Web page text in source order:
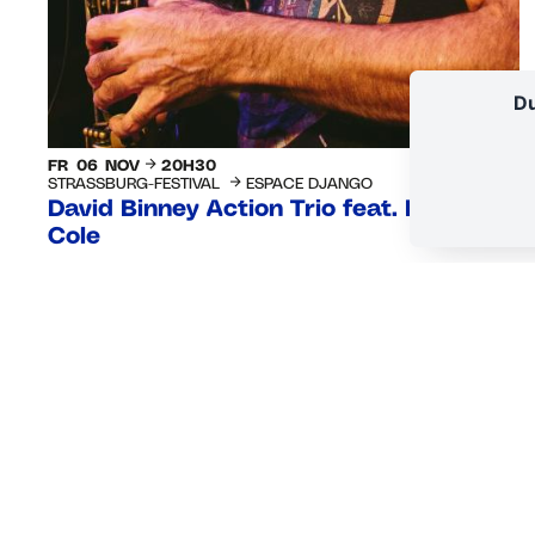
FR 06 NOV
20H30
STRASSBURG-FESTIVAL
ESPACE DJANGO
David Binney Action Trio feat. Louis
Cole